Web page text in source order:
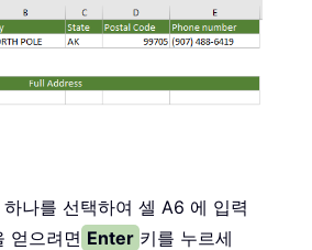
나를 선택하여 셀 A6 에 입력
얻으려면 Enter 키를 누르세